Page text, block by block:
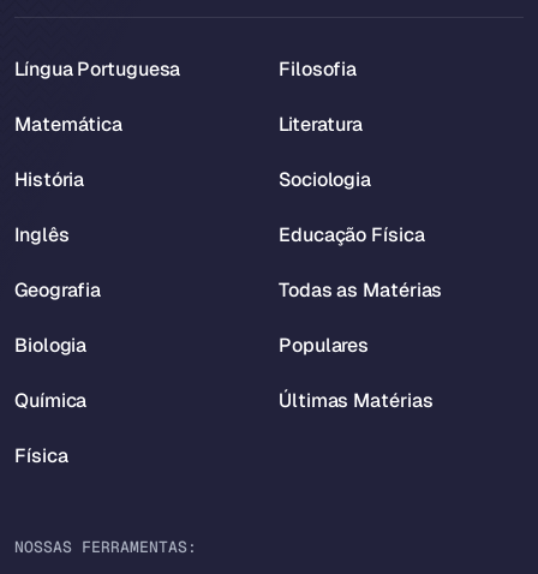
Língua Portuguesa
Matemática
História
Inglês
Geografia
Biologia
Química
Física
Filosofia
Literatura
Sociologia
Educação Física
Todas as Matérias
Populares
Últimas Matérias
NOSSAS FERRAMENTAS: